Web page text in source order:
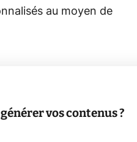
au moyen de
vos contenus ?